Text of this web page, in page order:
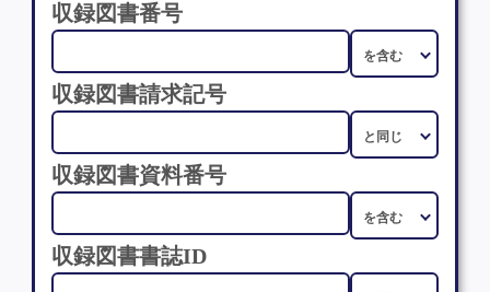
収録図書番号
収録図書請求記号
収録図書資料番号
収録図書書誌ID